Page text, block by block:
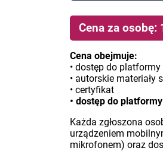
Cena za osobę:
Cena obejmuje:
• dostęp do
• autorskie materiały
• certyfikat
• dostęp do
Każda zgłoszona
urządzeniem
mikrofonem) oraz